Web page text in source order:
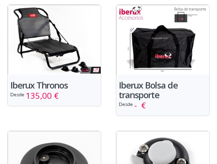
Iberux Thronos
Desde 135,00 €
Iberux Bolsa de
transporte
Desde - €